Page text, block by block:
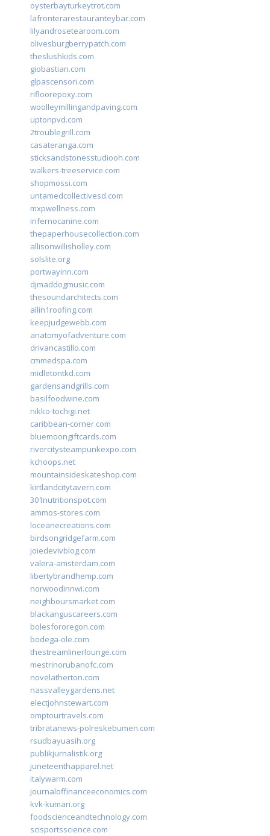
oysterbayturkeytrot.com
lafronterarestauranteybar.com
lilyandrosetearoom.com
olivesburgberrypatch.com
theslushkids.com
giobastian.com
glpascensori.com
rifloorepoxy.com
woolleymillingandpaving.com
uptonpvd.com
2troublegrill.com
casateranga.com
sticksandstonesstudiooh.com
walkers-treeservice.com
shopmossi.com
untamedcollectivesd.com
mxpwellness.com
infernocanine.com
thepaperhousecollection.com
allisonwillisholley.com
solslite.org
portwayinn.com
djmaddogmusic.com
thesoundarchitects.com
allin1roofing.com
keepjudgewebb.com
anatomyofadventure.com
drivancastillo.com
cmmedspa.com
midletontkd.com
gardensandgrills.com
basilfoodwine.com
nikko-tochigi.net
caribbean-corner.com
bluemoongiftcards.com
rivercitysteampunkexpo.com
kchoops.net
mountainsideskateshop.com
kirtlandcitytavern.com
301nutritionspot.com
ammos-stores.com
loceanecreations.com
birdsongridgefarm.com
joiedevivblog.com
valera-amsterdam.com
libertybrandhemp.com
norwoodinnwi.com
neighboursmarket.com
blackanguscareers.com
bolesfororegon.com
bodega-ole.com
thestreamlinerlounge.com
mestrinorubanofc.com
novelatherton.com
nassvalleygardens.net
electjohnstewart.com
omptourtravels.com
tribratanews-polreskebumen.com
rsudbayuasih.org
publikjurnalistik.org
juneteenthapparel.net
italywarm.com
journaloffinanceeconomics.com
kvk-kumari.org
foodscienceandtechnology.com
scisportsscience.com